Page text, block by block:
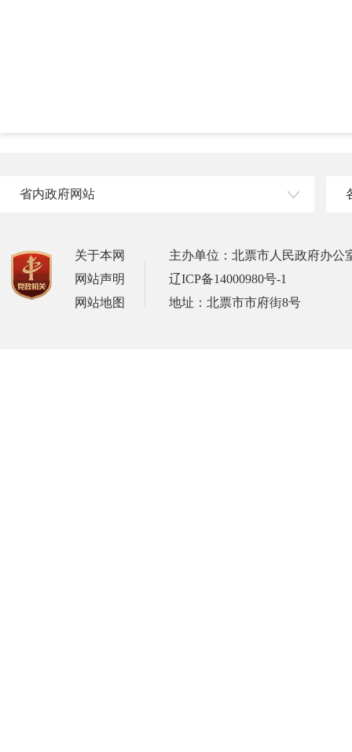
省内政府网站
关于本网
网站声明
网站地图
主办单位：北票市人民政府办公
辽ICP备14000980号-1
地址：北票市市府街8号